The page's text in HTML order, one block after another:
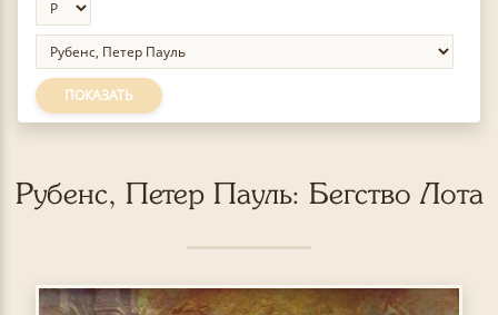
ПОКАЗАТЬ
Рубенс, Петер Пауль: Бегство Лота